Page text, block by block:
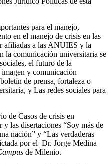
para el manejo,
en el manejo de crisis en las
afiliadas a las ANUIES y la
la comunicación universitaria se
el futuro de la
y comunicación
de prensa, fortaleza o
y Las redes sociales para
de Casos de crisis en
las disertaciones “Soy más de
nación” y “Las verdaderas
por el Dr. Jorge Medina
de Milenio.